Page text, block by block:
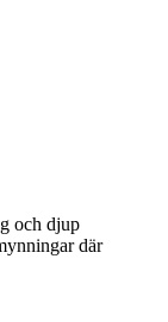
och djup
där